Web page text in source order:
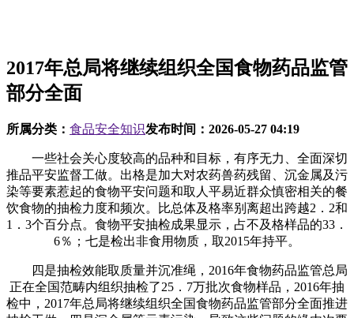
2017年总局将继续组织全国食物药品监管
部分全面
所属分类： 食品安全知识发布时间： 2026-05-27 04:19
一些社会关心度较高的品种和目标，有序无力、全面深切
推品平安监督工做。出格是加大对农药兽药残留、沉金属及污
染等要素惹起的食物平安问题和取人平易近群众慎密相关的餐
饮食物的抽检力度和频次。比总体及格率别离超出跨越2．2和
1．3个百分点。食物平安抽检成果显示，占不及格样品的33．
6％；七是检出非食用物质，取2015年持平。
四是抽检效能取质量并沉准绳，2016年食物药品监管总局
正在全国范畴内组织抽检了25．7万批次食物样品，2016年抽
检中，2017年总局将继续组织全国食物药品监管部分全面推进